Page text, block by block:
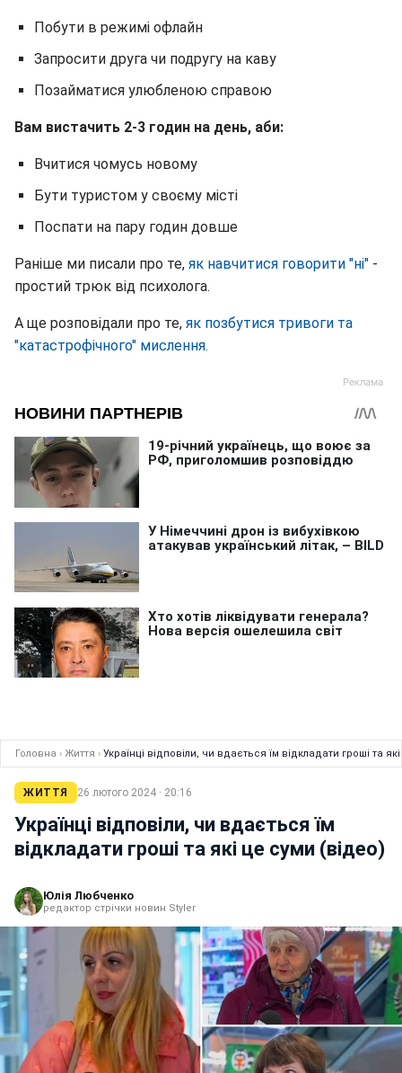
Побути в режимі офлайн
Запросити друга чи подругу на каву
Позайматися улюбленою справою
Вам вистачить 2-3 годин на день, аби:
Вчитися чомусь новому
Бути туристом у своєму місті
Поспати на пару годин довше
Раніше ми писали про те, як навчитися говорити "ні" -
простий трюк від психолога.
А ще розповідали про те, як позбутися тривоги та
"катастрофічного" мислення.
Головна › Життя › Українці відповіли, чи вдається їм відкладати гроші та
ЖИТТЯ 26 лютого 2024 · 20:16
Українці відповіли, чи вдається їм
відкладати гроші та які це суми (відео)
Юлія Любченко
редактор стрічки новин Styler